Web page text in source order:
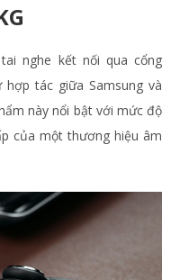
nghe kết nối qua cổng
tác giữa Samsung và
này nổi bật với mức độ
của một thương hiệu âm